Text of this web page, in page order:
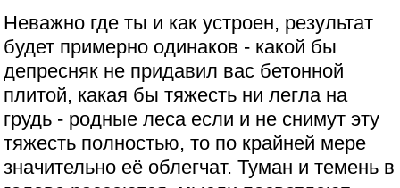
Неважно где ты и как устроен, результат
будет примерно одинаков - какой бы
депресняк не придавил вас бетонной
плитой, какая бы тяжесть ни легла на
грудь - родные леса если и не снимут эту
тяжесть полностью, то по крайней мере
значительно её облегчат. Туман и темень в